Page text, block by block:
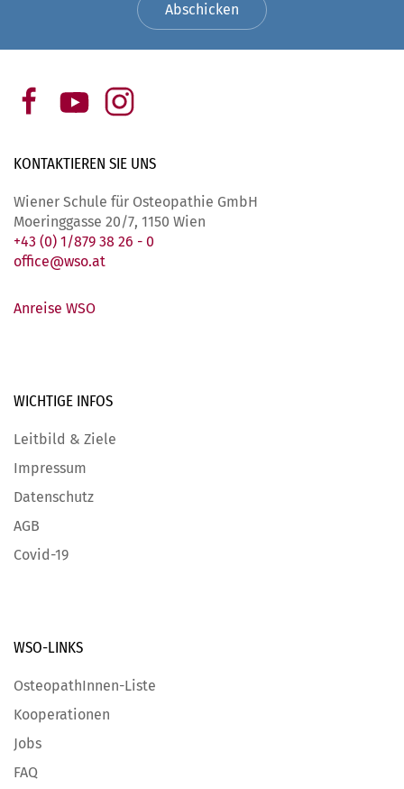
Abschicken
KONTAKTIEREN SIE UNS
Wiener Schule für Osteopathie GmbH
Moeringgasse 20/7, 1150 Wien
+43 (0) 1/879 38 26 - 0
office@wso.at
Anreise WSO
WICHTIGE INFOS
Leitbild & Ziele
Impressum
Datenschutz
AGB
Covid-19
WSO-LINKS
OsteopathInnen-Liste
Kooperationen
Jobs
FAQ